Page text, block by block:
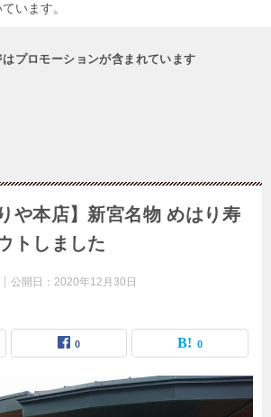
います。
プロモーションが含まれています
や本店】新宮名物 めはり寿
トしました
公開日： 2020年12月30日
0 0